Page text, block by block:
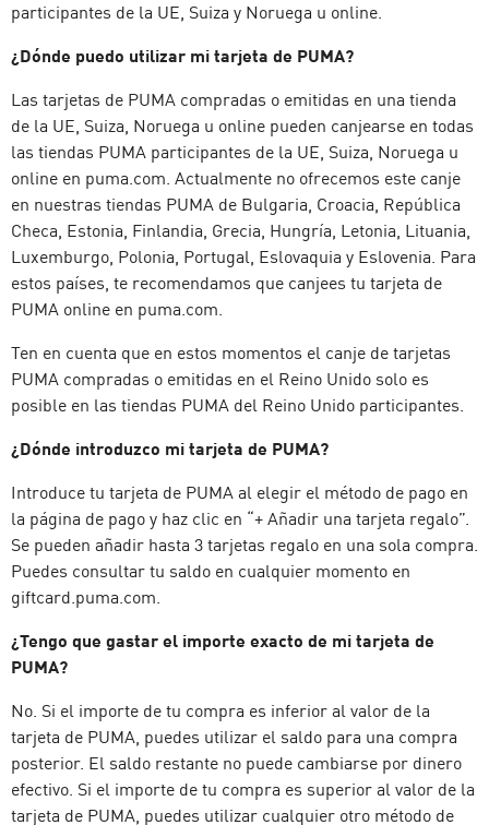
participantes de la UE, Suiza y Noruega u online.
¿Dónde puedo utilizar mi tarjeta de PUMA?
Las tarjetas de PUMA compradas o emitidas en una tienda
de la UE, Suiza, Noruega u online pueden canjearse en todas
las tiendas PUMA participantes de la UE, Suiza, Noruega u
online en puma.com. Actualmente no ofrecemos este canje
en nuestras tiendas PUMA de Bulgaria, Croacia, República
Checa, Estonia, Finlandia, Grecia, Hungría, Letonia, Lituania,
Luxemburgo, Polonia, Portugal, Eslovaquia y Eslovenia. Para
estos países, te recomendamos que canjees tu tarjeta de
PUMA online en puma.com.
Ten en cuenta que en estos momentos el canje de tarjetas
PUMA compradas o emitidas en el Reino Unido solo es
posible en las tiendas PUMA del Reino Unido participantes.
¿Dónde introduzco mi tarjeta de PUMA?
Introduce tu tarjeta de PUMA al elegir el método de pago en
la página de pago y haz clic en “+ Añadir una tarjeta regalo”.
Se pueden añadir hasta 3 tarjetas regalo en una sola compra.
Puedes consultar tu saldo en cualquier momento en
giftcard.puma.com.
¿Tengo que gastar el importe exacto de mi tarjeta de
PUMA?
No. Si el importe de tu compra es inferior al valor de la
tarjeta de PUMA, puedes utilizar el saldo para una compra
posterior. El saldo restante no puede cambiarse por dinero
efectivo. Si el importe de tu compra es superior al valor de la
tarjeta de PUMA, puedes utilizar cualquier otro método de